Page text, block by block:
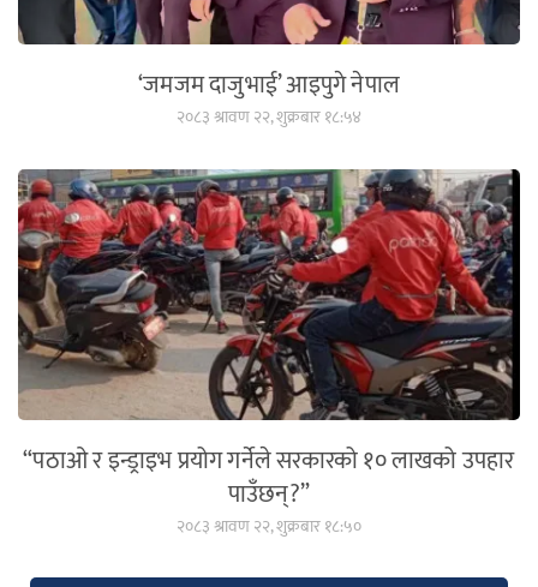
‘जमजम दाजुभाई’ आइपुगे नेपाल
२०८३ श्रावण २२, शुक्रबार १८:५४
“पठाओ र इन्ड्राइभ प्रयोग गर्नेले सरकारको १० लाखको उपहार
पाउँछन्?”
२०८३ श्रावण २२, शुक्रबार १८:५०